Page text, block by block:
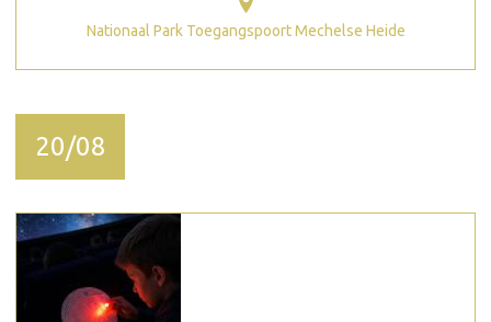
Nationaal Park Toegangspoort Mechelse Heide
20/08